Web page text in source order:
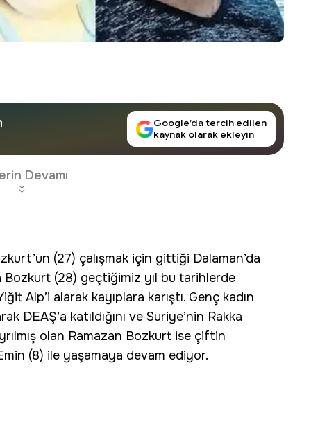
Google’da tercih edilen
kaynak olarak ekleyin
Devamı
(27) çalışmak için gittiği Dalaman’da
Bozkurt (28) geçtiğimiz yıl bu tarihlerde
Alp’i alarak kayıplara karıştı. Genç kadın
DEAŞ’a katıldığını ve Suriye’nin Rakka
olan Ramazan Bozkurt ise çiftin
(8) ile yaşamaya devam ediyor.